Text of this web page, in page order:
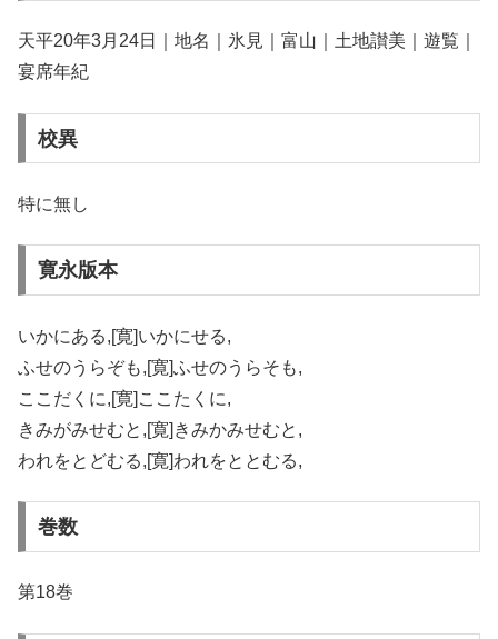
天平20年3月24日｜地名｜氷見｜富山｜土地讃美｜遊覧｜
宴席年紀
校異
特に無し
寛永版本
いかにある,[寛]いかにせる,
ふせのうらぞも,[寛]ふせのうらそも,
ここだくに,[寛]ここたくに,
きみがみせむと,[寛]きみかみせむと,
われをとどむる,[寛]われをととむる,
巻数
第18巻